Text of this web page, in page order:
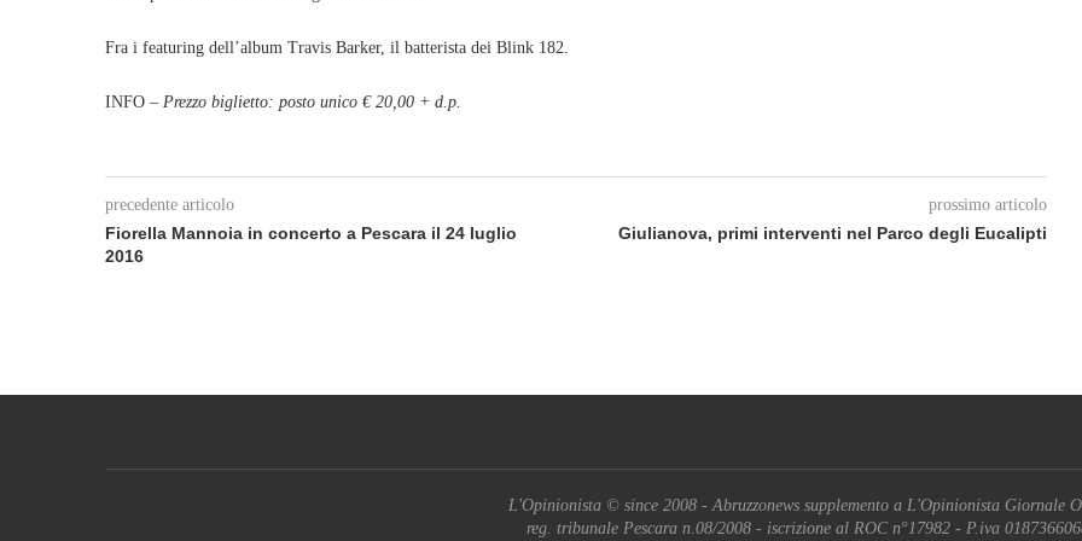
Fra i featuring dell’album Travis Barker, il batterista dei Blink 182.
INFO – Prezzo biglietto: posto unico € 20,00 + d.p.
precedente articolo
Fiorella Mannoia in concerto a Pescara il 24 luglio
2016
prossimo articolo
Giulianova, primi interventi nel Parco degli Eucalipti
L'Opinionista © since 2008 - Abruzzonews supplemento a L'Opinionista Giornale
reg. tribunale Pescara n.08/2008 - iscrizione al ROC n°17982 - P.iva